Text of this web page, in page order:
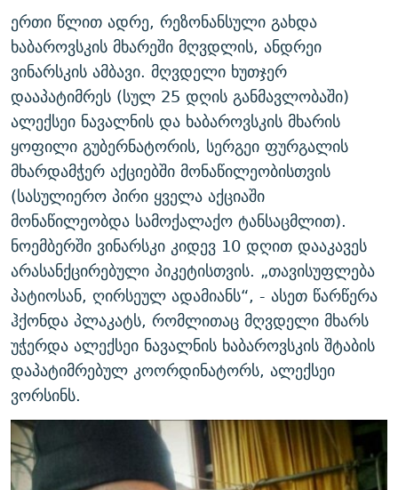
ერთი წლით ადრე, რეზონანსული გახდა
ხაბაროვსკის მხარეში მღვდლის, ანდრეი
ვინარსკის ამბავი. მღვდელი ხუთჯერ
დააპატიმრეს (სულ 25 დღის განმავლობაში)
ალექსეი ნავალნის და ხაბაროვსკის მხარის
ყოფილი გუბერნატორის, სერგეი ფურგალის
მხარდამჭერ აქციებში მონაწილეობისთვის
(სასულიერო პირი ყველა აქციაში
მონაწილეობდა სამოქალაქო ტანსაცმლით).
ნოემბერში ვინარსკი კიდევ 10 დღით დააკავეს
არასანქცირებული პიკეტისთვის. „თავისუფლება
პატიოსან, ღირსეულ ადამიანს“, - ასეთ წარწერა
ჰქონდა პლაკატს, რომლითაც მღვდელი მხარს
უჭერდა ალექსეი ნავალნის ხაბაროვსკის შტაბის
დაპატიმრებულ კოორდინატორს, ალექსეი
ვორსინს.